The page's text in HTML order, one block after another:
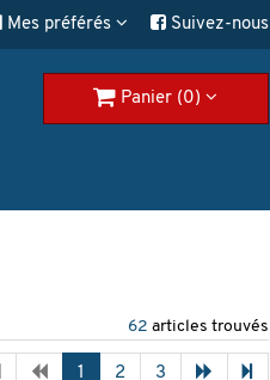
Mes préférés Suivez-nous
Panier (0)
62 articles trouvés
1 2 3